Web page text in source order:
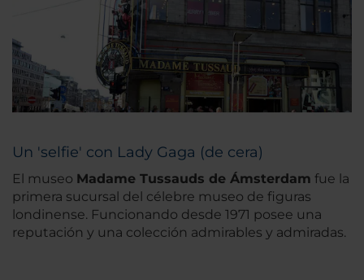
Un 'selfie' con Lady Gaga (de cera)
El museo Madame Tussauds de Ámsterdam fue la
primera sucursal del célebre museo de figuras
londinense. Funcionando desde 1971 posee una
reputación y una colección admirables y admiradas.